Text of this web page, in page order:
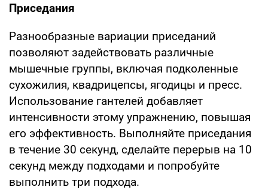
Приседания
Разнообразные вариации приседаний
позволяют задействовать различные
мышечные группы, включая подколенные
сухожилия, квадрицепсы, ягодицы и пресс.
Использование гантелей добавляет
интенсивности этому упражнению, повышая
его эффективность. Выполняйте приседания
в течение 30 секунд, сделайте перерыв на 10
секунд между подходами и попробуйте
выполнить три подхода.